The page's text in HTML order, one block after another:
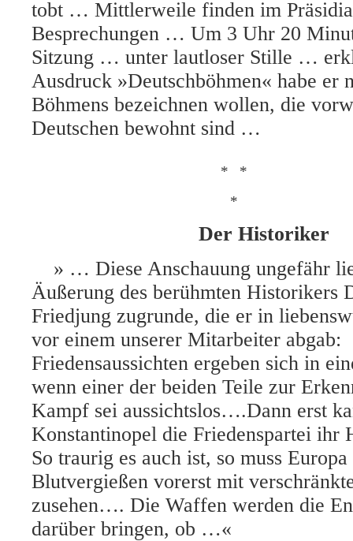
tobt … Mittlerweile finden im
Besprechungen … Um 3 Uhr 20
Sitzung … unter lautloser Stille …
Ausdruck »Deutschböhmen« habe er
Böhmens bezeichnen wollen, die
Deutschen bewohnt sind …
*
*
*
Der Historiker
» … Diese Anschauung ungefähr
Äußerung des berühmten Historikers
Friedjung zugrunde, die er in
vor einem unserer Mitarbeiter abgab:
Friedensaussichten ergeben sich in
wenn einer der beiden Teile zur
Kampf sei aussichtslos….Dann erst
Konstantinopel die Friedenspartei ihr
So traurig es auch ist, so muss Europa
Blutvergießen vorerst mit
zusehen…. Die Waffen werden die
darüber bringen, ob …«